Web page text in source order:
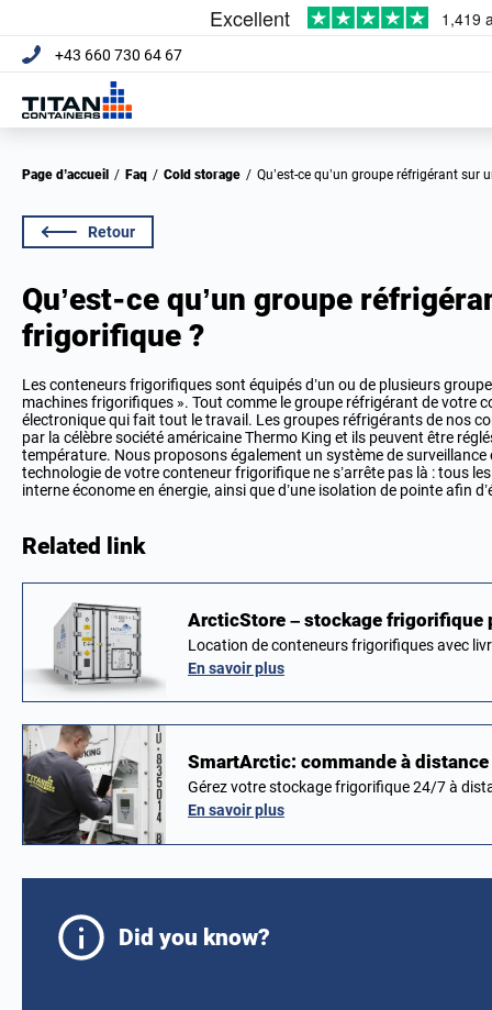
+43 660 730 64 67
Page d’accueil / Faq / Cold storage / Qu’est-ce qu’un groupe réfrigérant
Retour
Qu’est-ce qu’un groupe
frigorifique ?
Les conteneurs frigorifiques sont équipés d’un ou de plusieurs
machines frigorifiques ». Tout comme le groupe réfrigérant de votre
électronique qui fait tout le travail. Les groupes réfrigérants de nos
par la célèbre société américaine Thermo King et ils peuvent être
température. Nous proposons également un système de
technologie de votre conteneur frigorifique ne s’arrête pas là : tous
interne économe en énergie, ainsi que d’une isolation de pointe afin
Related link
ArcticStore – stockage frigorifique
Location de conteneurs frigorifiques avec
En savoir plus
SmartArctic: commande à
Gérez votre stockage frigorifique 24/7 à
En savoir plus
Did you know?